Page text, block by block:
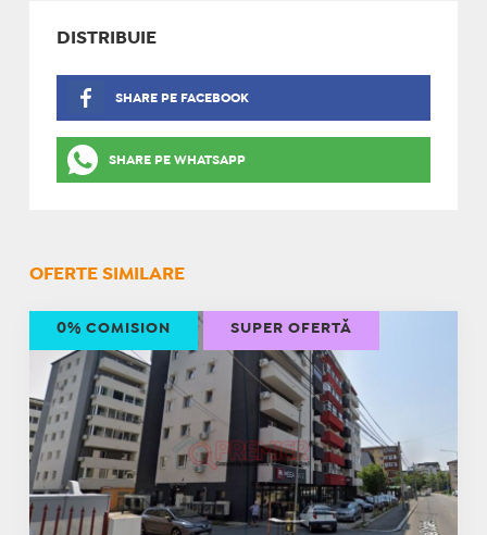
DISTRIBUIE
SHARE PE FACEBOOK
SHARE PE WHATSAPP
OFERTE SIMILARE
0% COMISION SUPER OFERTĂ